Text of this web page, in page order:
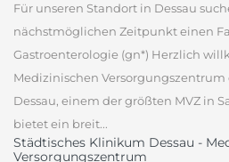
Für unseren Standort in Dessau
nächstmöglichen Zeitpunkt einen
Gastroenterologie (gn*) Herzlich
Medizinischen
Dessau, einem der größten MVZ in
bietet ein breit...
Städtisches Klinikum Dessau -
Versorgungszentrum